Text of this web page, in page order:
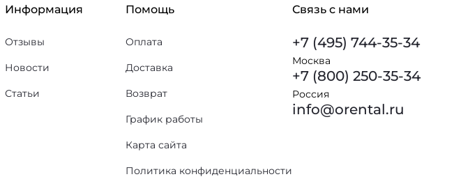
Информация
Отзывы
Новости
Статьи
Помощь
Оплата
Доставка
Возврат
График работы
Карта сайта
Политика конфиденциальности
Связь с нами
+7 (495) 744-35-34
Москва
+7 (800) 250-35-34
Россия
info@orental.ru